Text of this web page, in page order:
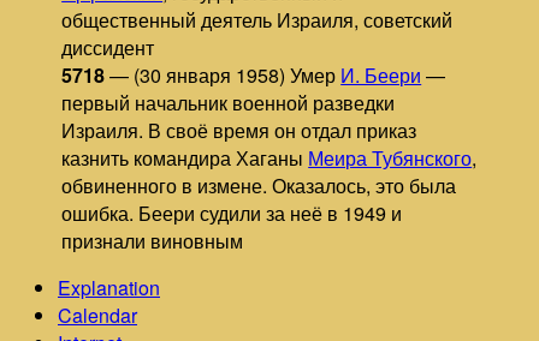
общественный деятель Израиля, советский
диссидент
5718— (30 января 1958) Умер И. Беери —
первый начальник военной разведки
Израиля. В своё время он отдал приказ
казнить командира Хаганы Меира Тубянского,
обвиненного в измене. Оказалось, это была
ошибка. Беери судили за неё в 1949 и
признали виновным
Explanation
Calendar